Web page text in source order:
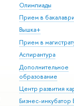
Олимпиады
Прием в
Вышка+
Прием в
Аспирантура
Дополнительное
образование
Центр развития
Бизнес-